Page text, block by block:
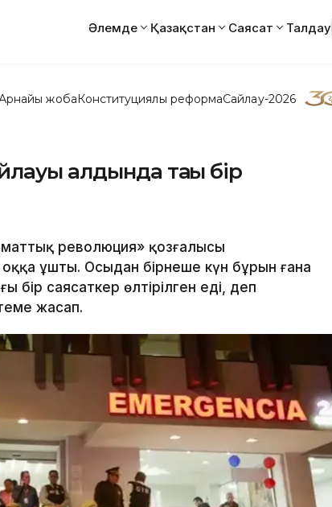
Әлемде Қазақстан Саясат Талдау
жобаКонституциялық реформаСайлау-2026
алдында тағы бір
революция» қозғалысы
оққа ұшты. Осыдан бірнеше күн бұрын ғана
бір саясаткер өлтірілген еді, деп
жасап.